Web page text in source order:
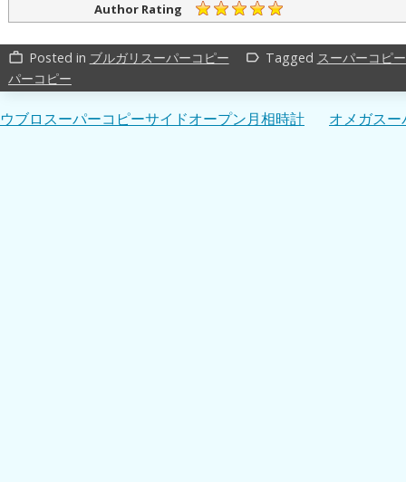
Author Rating
work_outline Posted in ブルガリスーパーコピー label_outline Tagged スーパーコピ
パーコピー
投
ウブロスーパーコピーサイドオープン月相時計 オメガス